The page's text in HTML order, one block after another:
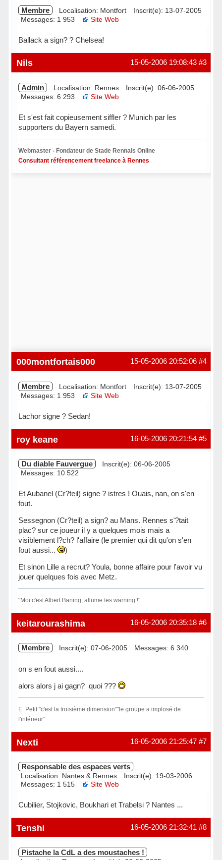
Membre Localisation: Montfort
Inscrit(e): 13-07-2005
Messages: 1 953
Site Web
Ballack a sign? ? Chelsea!
Hors ligne #3
15-05-2006 19:08:43
Nils
Admin Localisation: Rennes
Inscrit(e): 06-06-2005
Messages: 6 293
Site Web
Et s'est fait copieusement siffler ? Munich par les
supporters du Bayern samedi.
Webmaster - Fondateur de Stade Rennais Online
Consultant référencement freelance à Rennes
#4
15-05-2006 20:52:06
000montfortais000
Membre Localisation: Montfort
Inscrit(e): 13-07-2005
Messages: 1 953
Site Web
Lachor signe ? Sedan!
Hors ligne #5
16-05-2006 20:21:54
roy keane
Du diable Fauvergue
Inscrit(e): 06-06-2005
Messages: 10 522
Et Aubanel (Cr?teil) signe ? istres ! Ouais, nan, on s'en
fout.
Sessegnon (Cr?teil) a sign? au Mans. Rennes s'?tait
plac? sur ce joueur il y a quelques mois mais a
visiblement l?ch? l'affaire (le premier qui dit qu'on s'en
fout aussi...
)
Et sinon Lille a recrut? Youla, bonne affaire pour l'avoir vu
jouer quelques fois avec Metz.
"Moi c'est Albert Baning, allume tes warning !"
Hors ligne #6
16-05-2006 20:35:18
keitarourashima
Membre Inscrit(e): 07-06-2005 Messages: 6 340
on s en fout aussi....
alors alors j ai gagn? quoi ???
E. Petit "c'est la troisième dimension""le groupe a implosé de
l'intérieur"
Hors ligne #7
16-05-2006 21:25:47
Nexti
Responsable des espaces verts
Localisation: Nantes & Rennes
Inscrit(e): 19-03-2006
Messages: 1 515
Site Web
Cubilier, Stojkovic, Boukhari et Trabelsi ? Nantes ...
Hors ligne #8
16-05-2006 21:32:41
Tenshi
Pistache la CdL a des moustaches !